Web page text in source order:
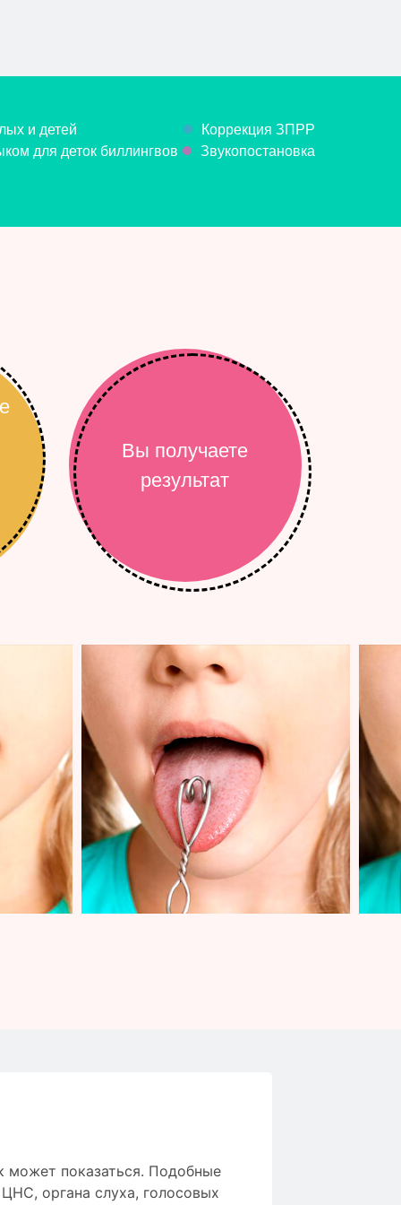
и детей
Коррекция ЗПРР
для деток биллингвов
Звукопостановка
Вы получаете
результат
может показаться. Подобные
органа слуха, голосовых